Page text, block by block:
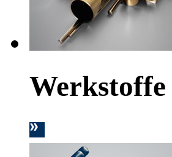
Werkstoffe